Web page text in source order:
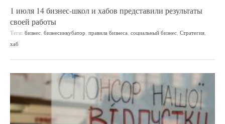
1 июля 14 бизнес-школ и хабов представили результаты
своей работы
Теги: бизнес, бизнесинкубатор, правила бизнеса, социальный бизнес, Стратегия,
хаб